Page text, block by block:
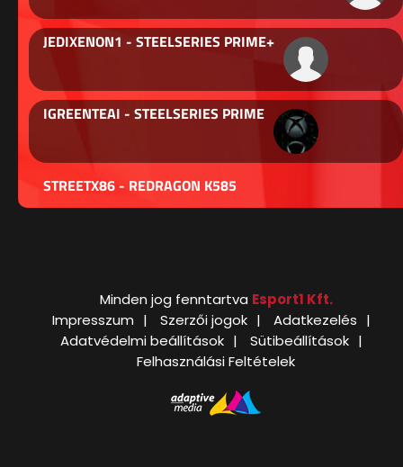
JEDIXENON1 - STEELSERIES PRIME+
IGREENTEAI - STEELSERIES PRIME
STREETX86 - REDRAGON K585
Minden jog fenntartva Esport1 Kft.
Impresszum
Szerzői jogok
Adatkezelés
Adatvédelmi beállítások
Sütibeállítások
Felhasználási Feltételek